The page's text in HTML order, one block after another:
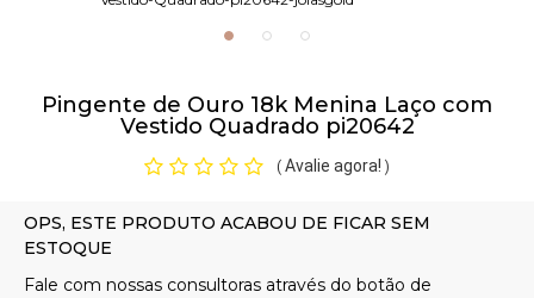
Pingente de Ouro 18k Menina Laço com
Vestido Quadrado pi20642
( Avalie agora! )
Gargantilhas